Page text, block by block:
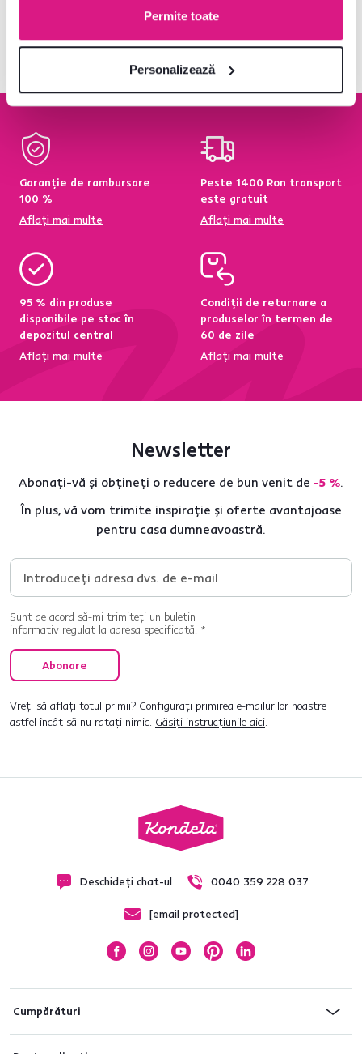
Permite toate
Personalizează
V-ați uitat la produsele
Garanție de rambursare
100 %
Aflați mai multe
Peste 1400 Ron transport
este gratuit
Aflați mai multe
95 % din produse
disponibile pe stoc în
depozitul central
Aflați mai multe
Condiții de returnare a
produselor în termen de
60 de zile
Aflați mai multe
Newsletter
Abonați-vă și obțineți o reducere de bun venit de -5 %.
În plus, vă vom trimite inspirație și oferte avantajoase
pentru casa dumneavoastră.
Sunt de acord să-mi trimiteți un buletin
informativ regulat la adresa specificată. *
Abonare
Vreți să aflați totul primii? Configurați primirea e-mailurilor noastre
astfel încât să nu ratați nimic. Găsiți instrucțiunile aici.
Deschideți chat-ul 0040 359 228 037
[email protected]
Cumpărături